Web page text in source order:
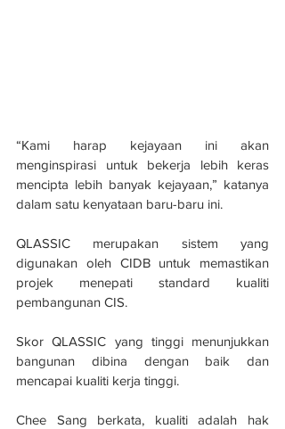
“Kami harap kejayaan ini akan
menginspirasi untuk bekerja lebih keras
mencipta lebih banyak kejayaan,” katanya
dalam satu kenyataan baru-baru ini.
QLASSIC merupakan sistem yang
digunakan oleh CIDB untuk memastikan
projek menepati standard kualiti
pembangunan CIS.
Skor QLASSIC yang tinggi menunjukkan
bangunan dibina dengan baik dan
mencapai kualiti kerja tinggi.
Chee Sang berkata, kualiti adalah hak